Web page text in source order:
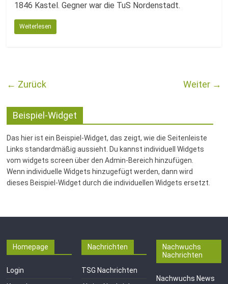
1846 Kastel. Gegner war die TuS Nordenstadt.
Weiterlesen
← Zurück Weiter →
Beispiel-Widget
Das hier ist ein Beispiel-Widget, das zeigt, wie die Seitenleiste
Links standardmäßig aussieht. Du kannst individuell Widgets
vom widgets screen über den Admin-Bereich hinzufügen.
Wenn individuelle Widgets hinzugefügt werden, dann wird
dieses Beispiel-Widget durch die individuellen Widgets ersetzt.
Homepage
Login
Nachrichten
TSG Nachrichten
Nachwuchs
Nachrichten
Nachwuchs News